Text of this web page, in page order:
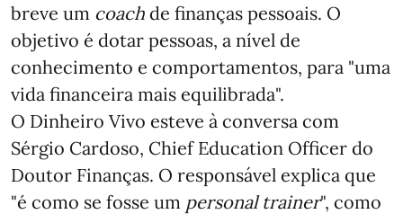
breve um coach de finanças pessoais. O
objetivo é dotar pessoas, a nível de
conhecimento e comportamentos, para "uma
vida financeira mais equilibrada".
O Dinheiro Vivo esteve à conversa com
Sérgio Cardoso, Chief Education Officer do
Doutor Finanças. O responsável explica que
"é como se fosse um personal trainer", como